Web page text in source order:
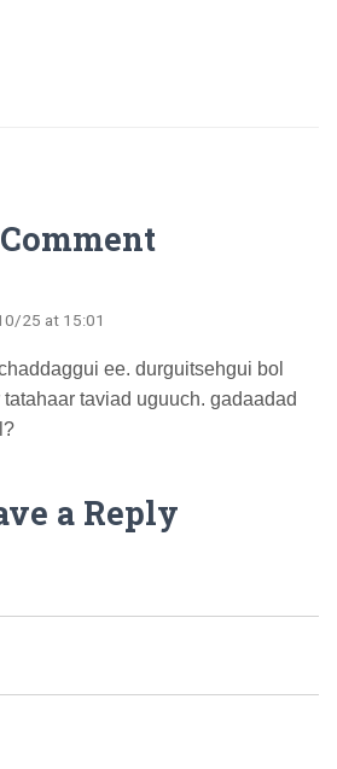
25 at 15:01
ee. durguitsehgui bol
taviad uguuch. gadaadad
a Reply